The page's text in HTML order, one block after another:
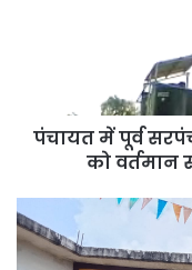
प्रवेश
सरपंच
ने
पंचायत में पूर्व
को वर्तमान
वाह
गुरूजी
वाह